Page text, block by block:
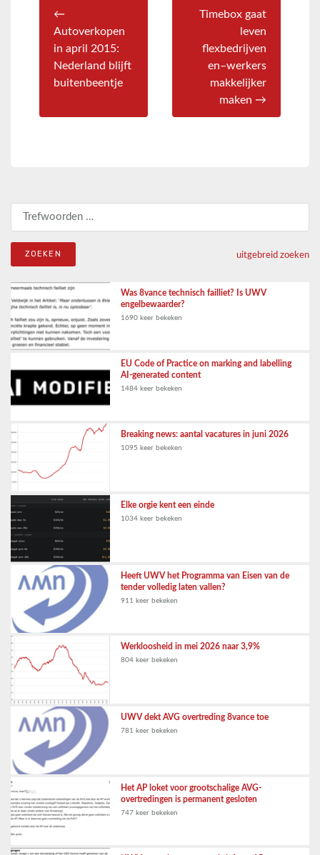
←
Autoverkopen
in april 2015:
Nederland blijft
buitenbeentje
Timebox gaat
leven
flexbedrijven
en–werkers
makkelijker
maken →
uitgebreid zoeken
Was 8vance technisch failliet? Is UWV
engelbewaarder?
1690 keer bekeken
EU Code of Practice on marking and labelling
AI-generated content
1484 keer bekeken
Breaking news: aantal vacatures in juni 2026
1095 keer bekeken
Elke orgie kent een einde
1034 keer bekeken
Heeft UWV het Programma van Eisen van de
tender volledig laten vallen?
911 keer bekeken
Werkloosheid in mei 2026 naar 3,9%
804 keer bekeken
UWV dekt AVG overtreding 8vance toe
781 keer bekeken
Het AP loket voor grootschalige AVG-
overtredingen is permanent gesloten
747 keer bekeken